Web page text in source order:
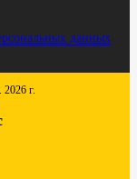
данных
г.